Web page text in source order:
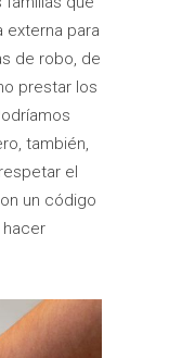
externa para
de robo, de
prestar los
también,
el
un código
hacer